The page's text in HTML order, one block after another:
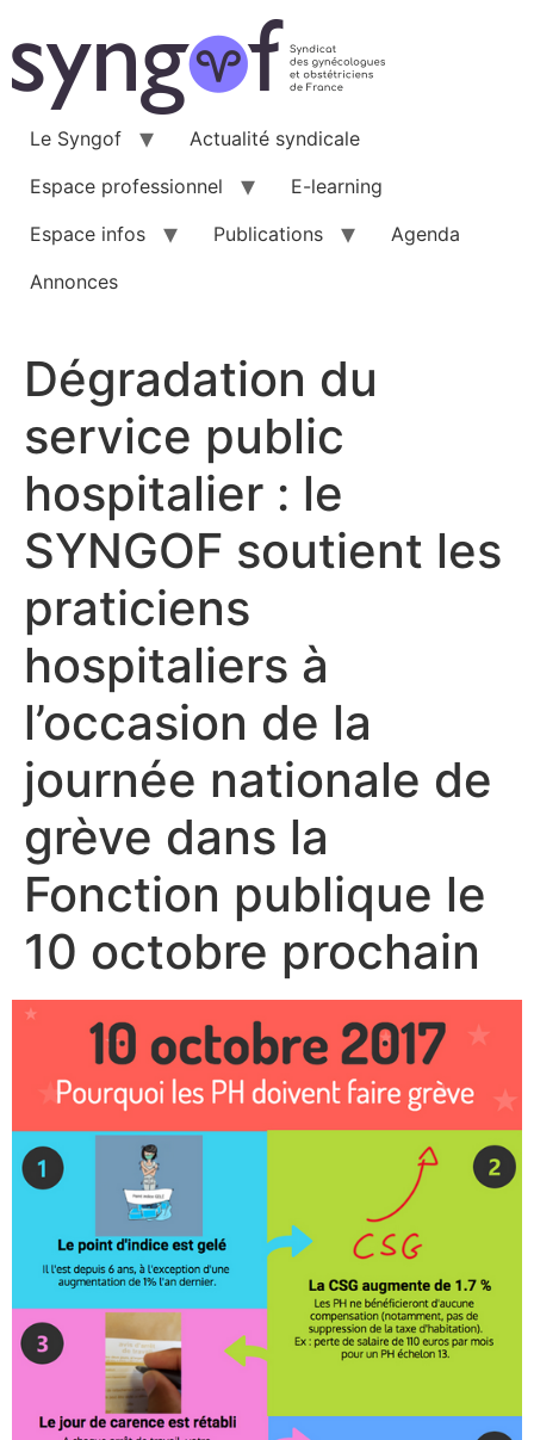
au
contenu
Le Syngof
Actualité syndicale
Espace professionnel
E-learning
Espace infos
Publications
Agenda
Annonces
Dégradation du
service public
hospitalier : le
SYNGOF soutient les
praticiens
hospitaliers à
l’occasion de la
journée nationale de
grève dans la
Fonction publique le
10 octobre prochain